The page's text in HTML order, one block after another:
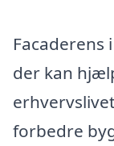
Facaderens
der kan
forbedre